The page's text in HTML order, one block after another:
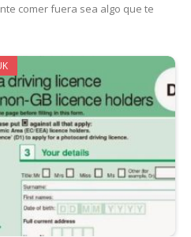
comer fuera sea algo que te